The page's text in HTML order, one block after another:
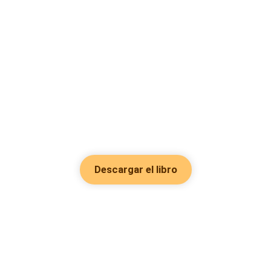
Descargar el libro